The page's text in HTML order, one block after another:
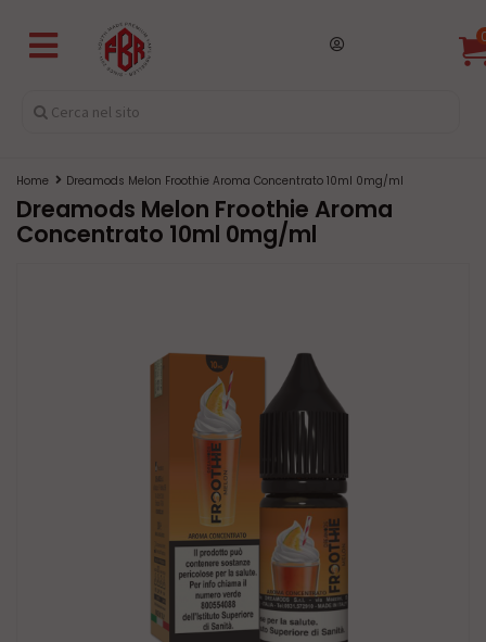
Home Dreamods Melon Froothie Aroma Concentrato 10ml 0mg/ml
Dreamods Melon Froothie Aroma
Concentrato 10ml 0mg/ml